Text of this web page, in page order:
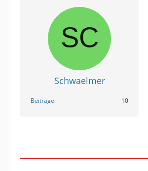
Schwaelmer
Beiträge 10